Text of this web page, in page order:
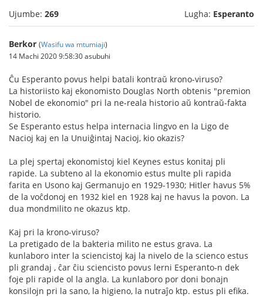
Ujumbe: 269 Lugha: Esperanto
Berkor (Wasifu wa mtumiaji)
14 Machi 2020 9:58:30 asubuhi
Ĉu Esperanto povus helpi batali kontraŭ krono-viruso?
La historiisto kaj ekonomisto Douglas North obtenis "premion
Nobel de ekonomio" pri la ne-reala historio aŭ kontraŭ-fakta
historio.
Se Esperanto estus helpa internacia lingvo en la Ligo de
Nacioj kaj en la Unuiĝintaj Nacioj, kio okazis?
La plej spertaj ekonomistoj kiel Keynes estus konitaj pli
rapide. La subteno al la ekonomio estus multe pli rapida
farita en Usono kaj Germanujo en 1929-1930; Hitler havus 5%
de la voĉdonoj en 1932 kiel en 1928 kaj ne havus la povon. La
dua mondmilito ne okazus ktp.
Kaj pri la krono-viruso?
La pretigado de la bakteria milito ne estus grava. La
kunlaboro inter la sciencistoj kaj la nivelo de la scienco estus
pli grandaj , ĉar ĉiu sciencisto povus lerni Esperanto-n dek
foje pli rapide ol la angla. La kunlaboro por doni bonajn
konsilojn pri la sano, la higieno, la nutraĵo ktp. estus pli efika.